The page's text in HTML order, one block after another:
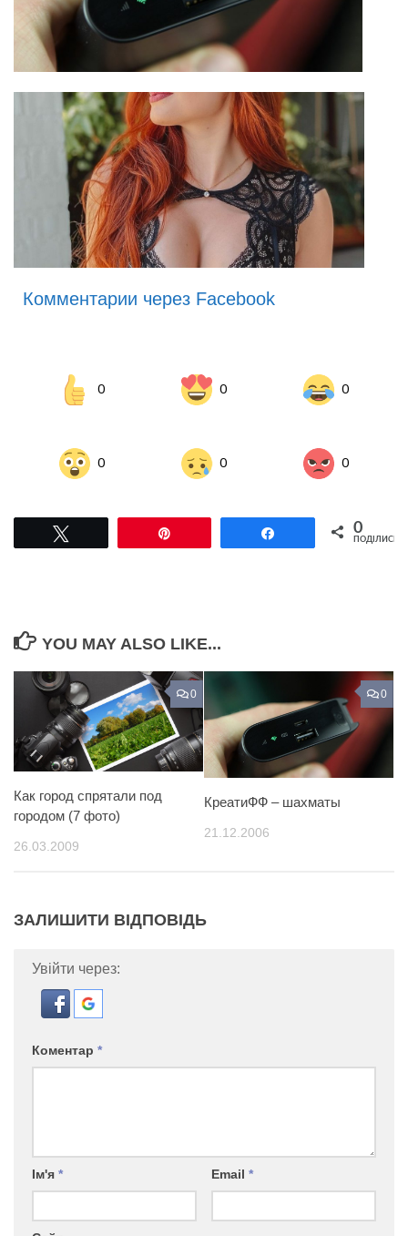
Комментарии через Facebook
0 0 0
0 0 0
Поділитися0
ПОДІЛИСЬ
YOU MAY ALSO LIKE...
0
Как город спрятали под
городом (7 фото)
26.03.2009
0
КреатиФФ – шахматы
21.12.2006
ЗАЛИШИТИ ВІДПОВІДЬ
Увійти через:
Коментар *
Ім'я * Email *